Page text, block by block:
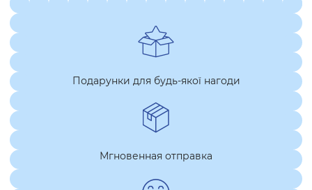
Подарунки для будь-якої нагоди
Мгновенная отправка